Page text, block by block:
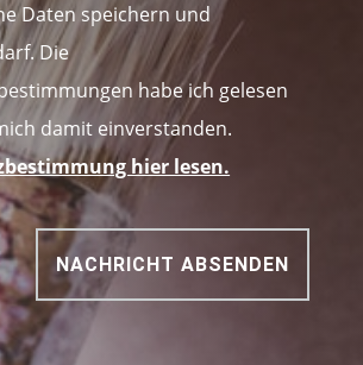
Daten speichern und
Die
habe ich gelesen
damit einverstanden.
hier lesen.
NACHRICHT ABSENDEN